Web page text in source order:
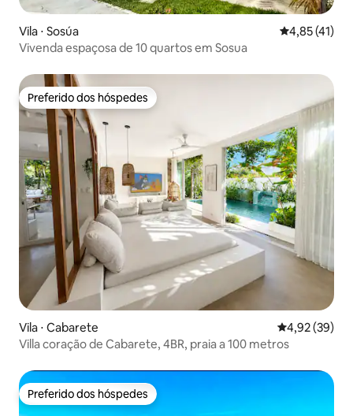
Vila ⋅ Sosúa 4,85 de uma
4,85 (41)
Vivenda espaçosa de 10 quartos em Sosua
Preferido dos hóspedes
Preferido dos hóspedes
Vila ⋅ Cabarete 4,92 de uma
4,92 (39)
Villa coração de Cabarete, 4BR, praia a 100 metros
Preferido dos hóspedes
Preferido dos hóspedes